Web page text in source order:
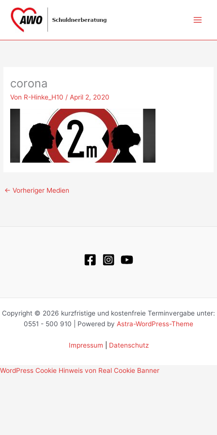
Inhalt
springen
corona
Von R-Hinke_H10 /April 2, 2020
← Vorheriger Medien
Copyright © 2026 kurzfristige und kostenfreie Terminvergabe unter:
0551 - 500 910 | Powered by Astra-WordPress-Theme
Impressum Datenschutz
WordPress Cookie Hinweis von Real Cookie Banner